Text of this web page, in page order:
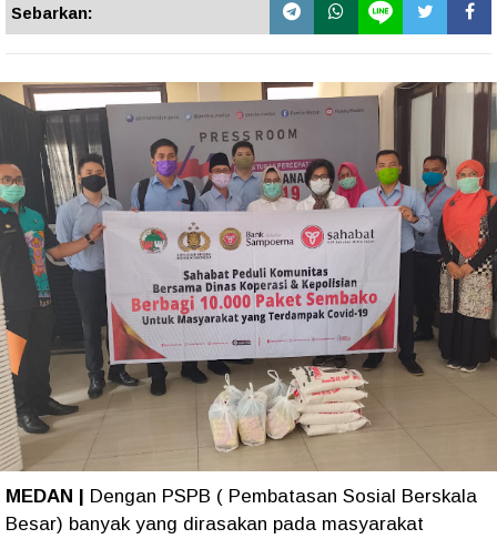
Sebarkan:
MEDAN | Dengan PSPB ( Pembatasan Sosial Berskala
Besar) banyak yang dirasakan pada masyarakat